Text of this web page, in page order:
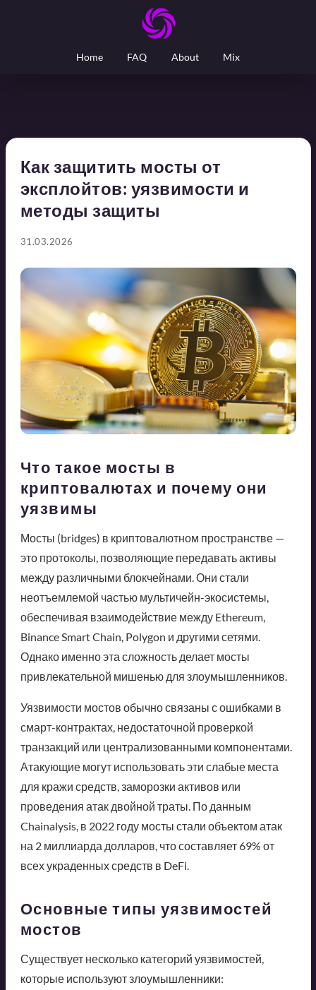
Home FAQ About Mix
Как защитить мосты от
эксплойтов: уязвимости и
методы защиты
31.03.2026
Что такое мосты в
криптовалютах и почему они
уязвимы
Мосты (bridges) в криптовалютном пространстве —
это протоколы, позволяющие передавать активы
между различными блокчейнами. Они стали
неотъемлемой частью мультичейн-экосистемы,
обеспечивая взаимодействие между Ethereum,
Binance Smart Chain, Polygon и другими сетями.
Однако именно эта сложность делает мосты
привлекательной мишенью для злоумышленников.
Уязвимости мостов обычно связаны с ошибками в
смарт-контрактах, недостаточной проверкой
транзакций или централизованными компонентами.
Атакующие могут использовать эти слабые места
для кражи средств, заморозки активов или
проведения атак двойной траты. По данным
Chainalysis, в 2022 году мосты стали объектом атак
на 2 миллиарда долларов, что составляет 69% от
всех украденных средств в DeFi.
Основные типы уязвимостей
мостов
Существует несколько категорий уязвимостей,
которые используют злоумышленники: